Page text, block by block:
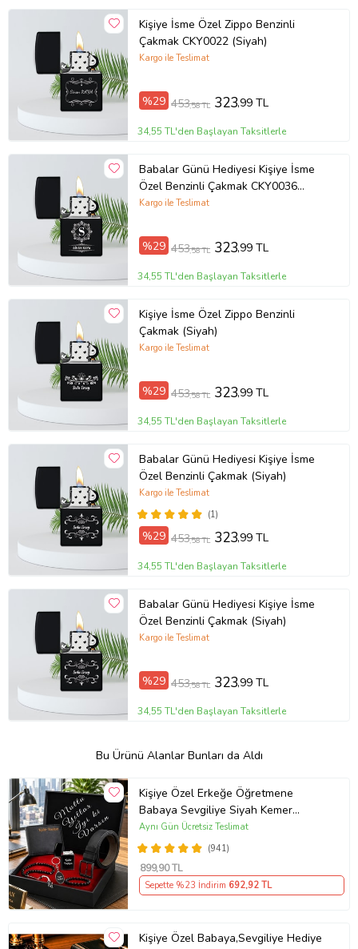
Kişiye İsme Özel Zippo Benzinli
Çakmak CKY0022 (Siyah)
Kargo ile Teslimat
%29 453,58 TL 323,99 TL
34,55 TL'den Başlayan Taksitlerle
Babalar Günü Hediyesi Kişiye İsme
Özel Benzinli Çakmak CKY0036
(Siyah)
Kargo ile Teslimat
%29 453,58 TL 323,99 TL
34,55 TL'den Başlayan Taksitlerle
Kişiye İsme Özel Zippo Benzinli
Çakmak (Siyah)
Kargo ile Teslimat
%29 453,58 TL 323,99 TL
34,55 TL'den Başlayan Taksitlerle
Babalar Günü Hediyesi Kişiye İsme
Özel Benzinli Çakmak (Siyah)
(1)
Kargo ile Teslimat
%29 453,58 TL 323,99 TL
34,55 TL'den Başlayan Taksitlerle
Babalar Günü Hediyesi Kişiye İsme
Özel Benzinli Çakmak (Siyah)
Kargo ile Teslimat
%29 453,58 TL 323,99 TL
34,55 TL'den Başlayan Taksitlerle
Bu Ürünü Alanlar Bunları da Aldı
Kişiye Özel Erkeğe Öğretmene
Babaya Sevgiliye Siyah Kemer
Cüzdan Çakmak Seti Hediye Seti
(941)
Aynı Gün Ücretsiz Teslimat
899,90 TL
Sepette %23 İndirim 692,92 TL
Kişiye Özel Babaya,Sevgiliye Hediye